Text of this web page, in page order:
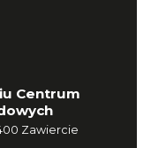
Centrum
Zawiercie